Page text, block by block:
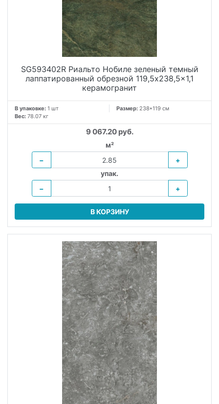
SG593402R Риальто Нобиле зеленый темный
лаппатированный обрезной 119,5x238,5x1,1
керамогранит
В упаковке: 1 шт Размер: 238*119 см
Вес: 78.07 кг
9 067.20 руб.
м²
−
+
упак.
−
+
В КОРЗИНУ